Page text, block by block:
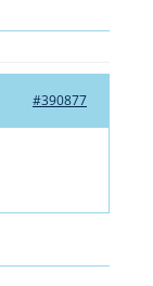
#390877